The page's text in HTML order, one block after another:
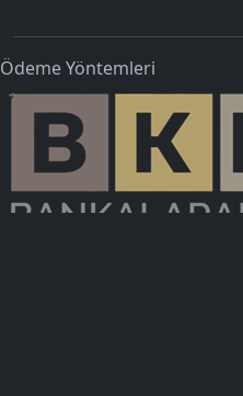
Ödeme Yöntemleri